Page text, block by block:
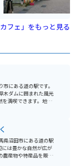
フェ」をもっと見る
にある道の駅です。
木ダムに囲まれた風光
満喫できます。地元
や、地元食材を使っ
最適なルートです。
置されているので、安
ています。特に、秋
、多くの観光客が訪
県沼田市にある道の駅
には豊かな自然が広が
ナーなどがありま